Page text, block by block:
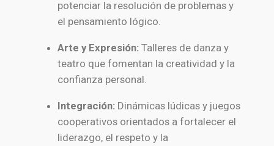
potenciar la resolución de problemas y
el pensamiento lógico.
Arte y Expresión:Talleres de danza y
teatro que fomentan la creatividad y la
confianza personal.
Integración:Dinámicas lúdicas y juegos
cooperativos orientados a fortalecer el
liderazgo, el respeto y la